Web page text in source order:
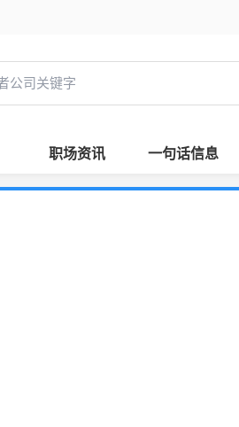
职场资讯 一句话信息